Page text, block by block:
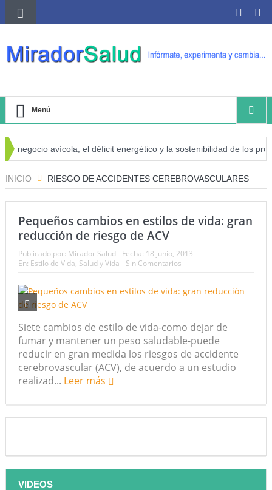
Menú
negocio avícola, el déficit energético y la sostenibilidad de los
INICIO RIESGO DE ACCIDENTES CEREBROVASCULARES
Pequeños cambios en estilos de vida: gran
reducción de riesgo de ACV
Publicado por: Mirador Salud Fecha: 18 junio, 2013
En: Estilo de Vida, Salud y Vida Sin Comentarios
Siete cambios de estilo de vida-como dejar de
fumar y mantener un peso saludable-puede
reducir en gran medida los riesgos de accidente
cerebrovascular (ACV), de acuerdo a un estudio
realizad... Leer más
VIDEOS